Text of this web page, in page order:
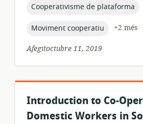
publicació:
topic:
Cooperativisme de plataforma
topic:
Moviment cooperatiu
+2 més
Afegitoctubre 11, 2019
Introduction to Co-
Domestic Workers in